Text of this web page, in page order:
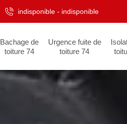
indisponible - indisponible
Bachage de
toiture 74
Urgence fuite de
toiture 74